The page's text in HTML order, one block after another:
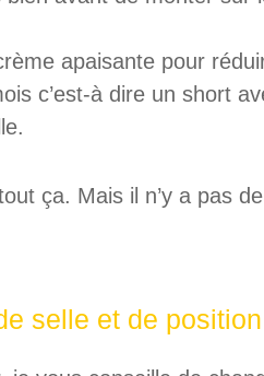
apaisante pour
c’est-à dire un short
ça. Mais il n’y a pas
selle et de